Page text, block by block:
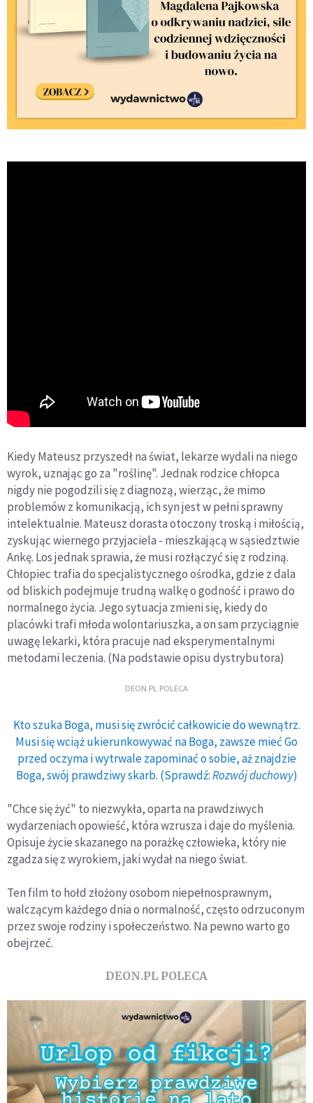
Kiedy Mateusz przyszedł na świat, lekarze wydali na niego
wyrok, uznając go za "roślinę". Jednak rodzice chłopca
nigdy nie pogodzili się z diagnozą, wierząc, że mimo
problemów z komunikacją, ich syn jest w pełni sprawny
intelektualnie. Mateusz dorasta otoczony troską i miłością,
zyskując wiernego przyjaciela - mieszkającą w sąsiedztwie
Ankę. Los jednak sprawia, że musi rozłączyć się z rodziną.
Chłopiec trafia do specjalistycznego ośrodka, gdzie z dala
od bliskich podejmuje trudną walkę o godność i prawo do
normalnego życia. Jego sytuacja zmieni się, kiedy do
placówki trafi młoda wolontariuszka, a on sam przyciągnie
uwagę lekarki, która pracuje nad eksperymentalnymi
metodami leczenia. (Na podstawie opisu dystrybutora)
DEON.PL POLECA
Kto szuka Boga, musi się zwrócić całkowicie do wewnątrz.
Musi się wciąż ukierunkowywać na Boga, zawsze mieć Go
przed oczyma i wytrwale zapominać o sobie, aż znajdzie
Boga, swój prawdziwy skarb. (Sprawdź:Rozwój duchowy)
"Chce się żyć" to niezwykła, oparta na prawdziwych
wydarzeniach opowieść, która wzrusza i daje do myślenia.
Opisuje życie skazanego na porażkę człowieka, który nie
zgadza się z wyrokiem, jaki wydał na niego świat.
Ten film to hołd złożony osobom niepełnosprawnym,
walczącym każdego dnia o normalność, często odrzuconym
przez swoje rodziny i społeczeństwo. Na pewno warto go
obejrzeć.
DEON.PL POLECA